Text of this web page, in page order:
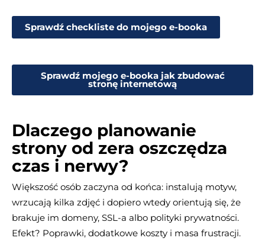
Sprawdź checkliste do mojego e-booka
Sprawdź mojego e-booka jak zbudować
stronę internetową
Dlaczego planowanie
strony od zera oszczędza
czas i nerwy?
Większość osób zaczyna od końca: instalują motyw,
wrzucają kilka zdjęć i dopiero wtedy orientują się, że
brakuje im domeny, SSL-a albo polityki prywatności.
Efekt? Poprawki, dodatkowe koszty i masa frustracji.